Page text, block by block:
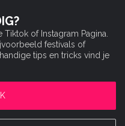
of Instagram Pagina.
festivals of
tips en tricks vind je